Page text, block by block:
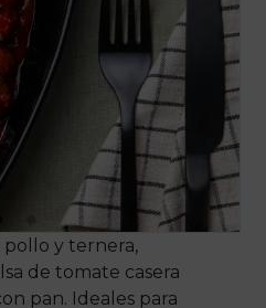
pollo y ternera,
de tomate casera
pan. Ideales para